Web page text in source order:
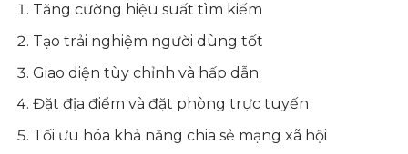
Tăng cường hiệu suất tìm kiếm
Tạo trải nghiệm người dùng tốt
Giao diện tùy chỉnh và hấp dẫn
Đặt địa điểm và đặt phòng trực tuyến
Tối ưu hóa khả năng chia sẻ mạng xã hội